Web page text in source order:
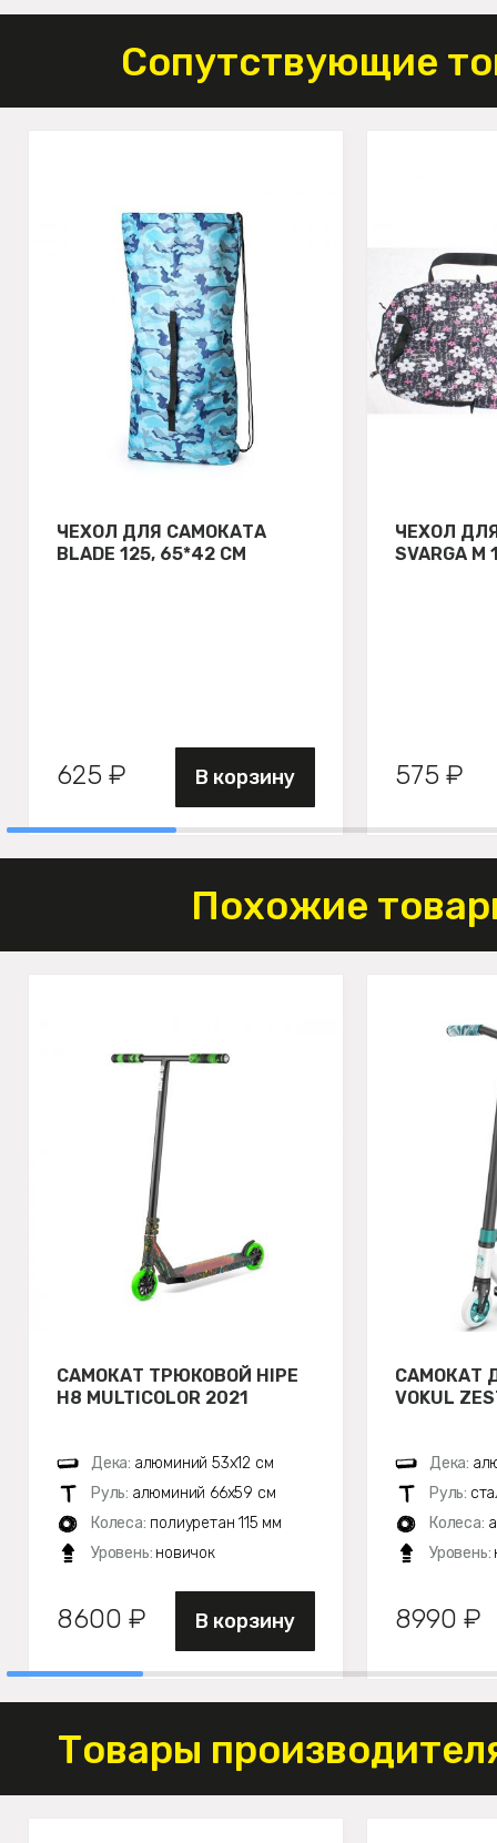
Сопутствующие
ЧЕХОЛ ДЛЯ САМОКАТА
BLADE 125, 65*42 СМ
625 ₽ В корзину
ЧЕХОЛ
SVARGA М
575 ₽
Похожие
САМОКАТ ТРЮКОВОЙ HIPE
H8 MULTICOLOR 2021
Дека: алюминий 53х12 см
Руль: алюминий 66х59 см
Колеса: полиуретан 115 мм
Уровень: новичок
8600 ₽ В корзину
САМОКАТ
VOKUL
Дека:
Руль:
Колеса:
Уровень:
8990 ₽
Товары